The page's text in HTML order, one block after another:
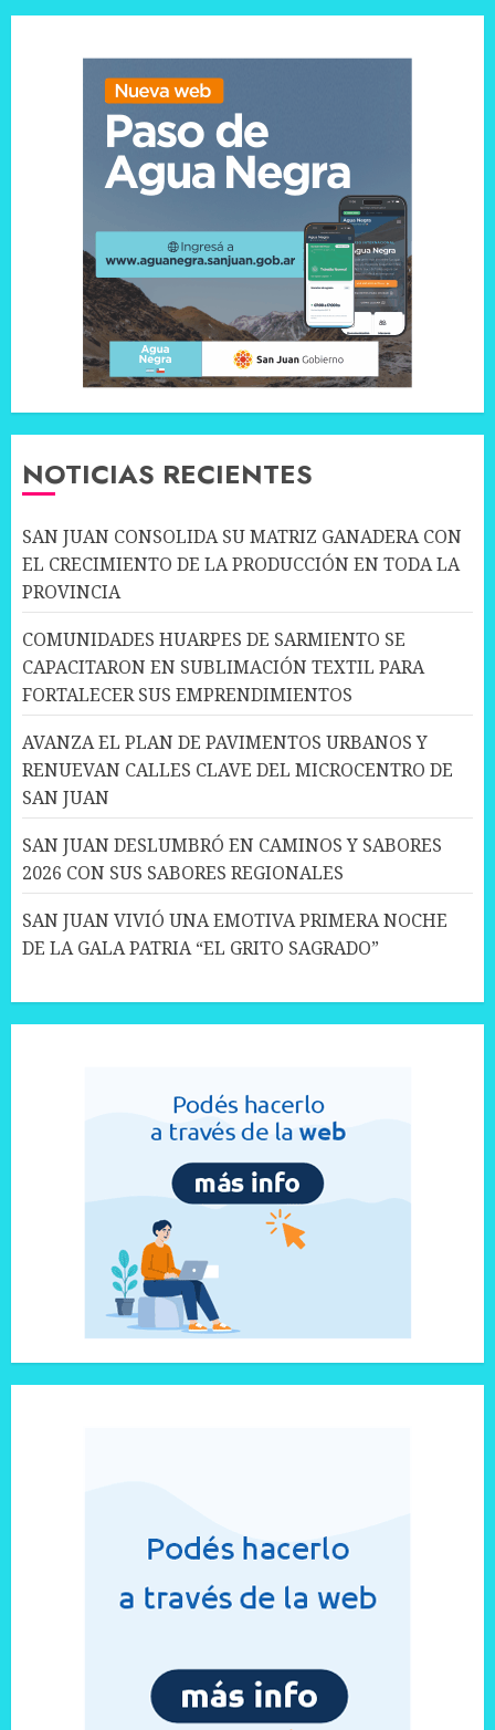
NOTICIAS RECIENTES
SAN JUAN CONSOLIDA SU MATRIZ GANADERA CON
EL CRECIMIENTO DE LA PRODUCCIÓN EN TODA LA
PROVINCIA
COMUNIDADES HUARPES DE SARMIENTO SE
CAPACITARON EN SUBLIMACIÓN TEXTIL PARA
FORTALECER SUS EMPRENDIMIENTOS
AVANZA EL PLAN DE PAVIMENTOS URBANOS Y
RENUEVAN CALLES CLAVE DEL MICROCENTRO DE
SAN JUAN
SAN JUAN DESLUMBRÓ EN CAMINOS Y SABORES
2026 CON SUS SABORES REGIONALES
SAN JUAN VIVIÓ UNA EMOTIVA PRIMERA NOCHE
DE LA GALA PATRIA “EL GRITO SAGRADO”